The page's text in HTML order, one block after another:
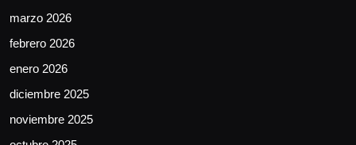
marzo 2026
febrero 2026
enero 2026
diciembre 2025
noviembre 2025